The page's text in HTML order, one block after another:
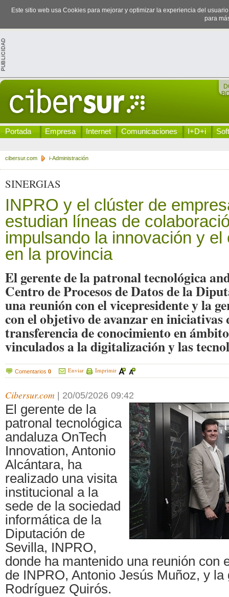
Este sitio web usa Cookies para mejorar y optimizar la experiencia del
para
Portada Empresa Internet Comunicaciones I+D+i
cibersur.com i-Administración
SINERGIAS
INPRO y el clúster de
estudian líneas de
impulsando la innovación y el
en la provincia
El gerente de la patronal tecnológica
Centro de Procesos de Datos de la
una reunión con el vicepresidente y la
con el objetivo de avanzar en iniciativas
transferencia de conocimiento en
vinculados a la digitalización y las
Comentarios 0 Enviar Imprimir
Cibersur.com 20/05/2026 09:42
El gerente de la
patronal tecnológica
andaluza OnTech
Innovation, Antonio
Alcántara, ha
realizado una visita
institucional a la
sede de la sociedad
informática de la
Diputación de
Sevilla, INPRO,
donde ha mantenido una reunión con
de INPRO, Antonio Jesús Muñoz, y
Rodríguez Quirós.